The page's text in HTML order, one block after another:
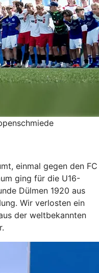
einmal gegen den FC
ging für die U16-
Dülmen 1920 aus
Wir verlosten ein
der weltbekannten